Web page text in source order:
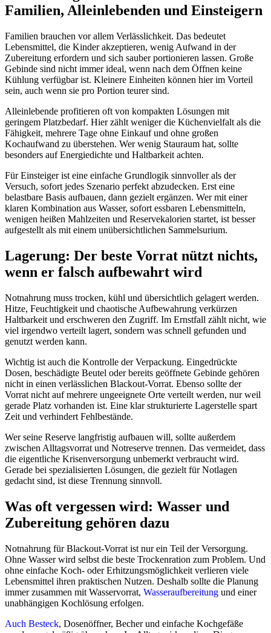
Familien, Alleinlebenden und Einsteigern
Familien brauchen vor allem Verlässlichkeit. Das bedeutet
Lebensmittel, die Kinder akzeptieren, wenig Aufwand in der
Zubereitung erfordern und sich sauber portionieren lassen. Große
Gebinde sind nicht immer ideal, wenn nach dem Öffnen keine
Kühlung verfügbar ist. Kleinere Einheiten können hier im Vorteil
sein, auch wenn sie pro Portion teurer sind.
Alleinlebende profitieren oft von kompakten Lösungen mit
geringem Platzbedarf. Hier zählt weniger die Küchenvielfalt als die
Fähigkeit, mehrere Tage ohne Einkauf und ohne großen
Kochaufwand zu überstehen. Wer wenig Stauraum hat, sollte
besonders auf Energiedichte und Haltbarkeit achten.
Für Einsteiger ist eine einfache Grundlogik sinnvoller als der
Versuch, sofort jedes Szenario perfekt abzudecken. Erst eine
belastbare Basis aufbauen, dann gezielt ergänzen. Wer mit einer
klaren Kombination aus Wasser, sofort essbaren Lebensmitteln,
wenigen heißen Mahlzeiten und Reservekalorien startet, ist besser
aufgestellt als mit einem unübersichtlichen Sammelsurium.
Lagerung: Der beste Vorrat nützt nichts,
wenn er falsch aufbewahrt wird
Notnahrung muss trocken, kühl und übersichtlich gelagert werden.
Hitze, Feuchtigkeit und chaotische Aufbewahrung verkürzen
Haltbarkeit und erschweren den Zugriff. Im Ernstfall zählt nicht, wie
viel irgendwo verteilt lagert, sondern was schnell gefunden und
genutzt werden kann.
Wichtig ist auch die Kontrolle der Verpackung. Eingedrückte
Dosen, beschädigte Beutel oder bereits geöffnete Gebinde gehören
nicht in einen verlässlichen Blackout-Vorrat. Ebenso sollte der
Vorrat nicht auf mehrere ungeeignete Orte verteilt werden, nur weil
gerade Platz vorhanden ist. Eine klar strukturierte Lagerstelle spart
Zeit und verhindert Fehlbestände.
Wer seine Reserve langfristig aufbauen will, sollte außerdem
zwischen Alltagsvorrat und Notreserve trennen. Das vermeidet, dass
die eigentliche Krisenversorgung unbemerkt verbraucht wird.
Gerade bei spezialisierten Lösungen, die gezielt für Notlagen
gedacht sind, ist diese Trennung sinnvoll.
Was oft vergessen wird: Wasser und
Zubereitung gehören dazu
Notnahrung für Blackout-Vorrat ist nur ein Teil der Versorgung.
Ohne Wasser wird selbst die beste Trockenration zum Problem. Und
ohne einfache Koch- oder Erhitzungsmöglichkeit verlieren viele
Lebensmittel ihren praktischen Nutzen. Deshalb sollte die Planung
immer zusammen mit Wasservorrat, Wasseraufbereitung und einer
unabhängigen Kochlösung erfolgen.
Auch Besteck, Dosenöffner, Becher und einfache Kochgefäße